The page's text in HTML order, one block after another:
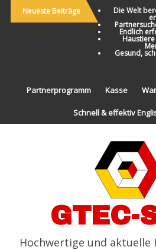
Neueste Beiträge Die Welt
Endlich
Gesund,
Partnerprogramm Kasse
Schnell & effektiv
GTEC-
Hochwertige und aktuelle